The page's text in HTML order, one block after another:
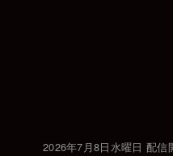
2026年7月8日水曜日 配信